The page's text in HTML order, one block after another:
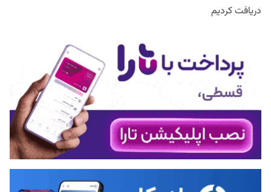
دریافت کردیم